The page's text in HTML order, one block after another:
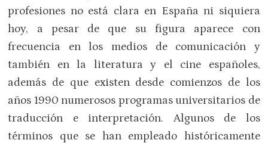
profesiones no está clara en España ni siquiera
hoy, a pesar de que su figura aparece con
frecuencia en los medios de comunicación y
también en la literatura y el cine españoles,
además de que existen desde comienzos de los
años 1990 numerosos programas universitarios de
traducción e interpretación. Algunos de los
términos que se han empleado históricamente